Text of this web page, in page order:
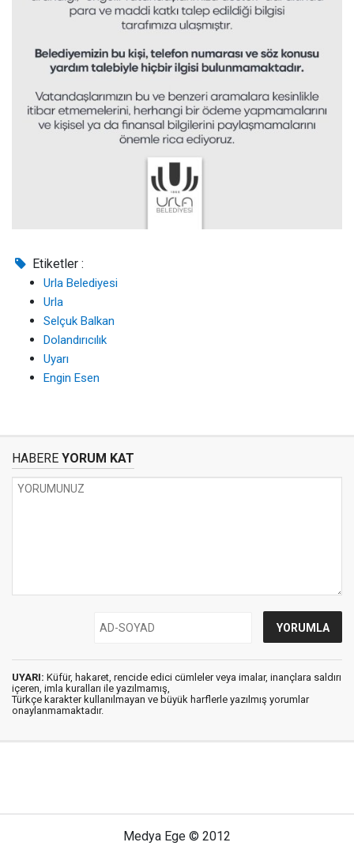
Etiketler :
Urla Belediyesi
Urla
Selçuk Balkan
Dolandırıcılık
Uyarı
Engin Esen
HABERE YORUM KAT
UYARI: Küfür, hakaret, rencide edici cümleler veya imalar, inançlara saldırı
içeren, imla kuralları ile yazılmamış,
Türkçe karakter kullanılmayan ve büyük harflerle yazılmış yorumlar
onaylanmamaktadır.
Medya Ege © 2012